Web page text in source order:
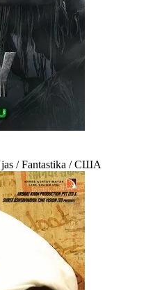
/ Fantastika / США